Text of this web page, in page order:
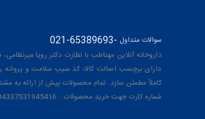
021-65389693 سوالات متداول -
داروخانه آنلاین مهتاطب با نظارت دکتر رویا میرنظامی، دکترای
دارای برچسب اصالت کالا، کد سیب سلامت و پروانه
کاملاً مطمئن سازد. تمام محصولات پیش از ارائه به
شماره کارت جهت خرید محصولات : 6104337531945416 به نام رویا میرنظامی